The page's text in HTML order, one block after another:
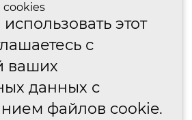
этот
с
ваших
данных с
файлов cookie.